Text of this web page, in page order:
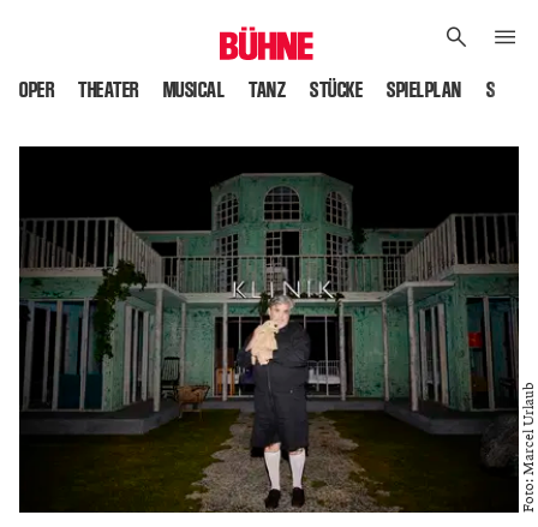
OPER THEATER MUSICAL TANZ STÜCKE SPIELPLAN
Foto: Marcel Urlaub